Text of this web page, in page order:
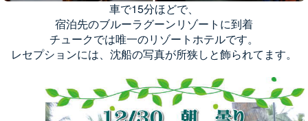
車で15分ほどで、
宿泊先のブルーラグーンリゾートに到着
チュークでは唯一のリゾートホテルです。
レセプションには、沈船の写真が所狭しと飾られてます。